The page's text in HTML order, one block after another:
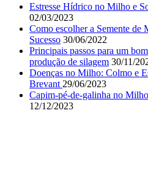
Estresse Hídrico no Milho e
02/03/2023
Como escolher a Semente de
Sucesso 30/06/2022
Principais passos para um
produção de silagem 30/11/
Doenças no Milho: Colmo e
Brevant 29/06/2023
Capim-pé-de-galinha no
12/12/2023